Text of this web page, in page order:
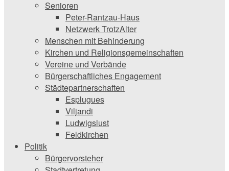
Senioren
Peter-Rantzau-Haus
Netzwerk TrotzAlter
Menschen mit Behinderung
Kirchen und ­Religionsgemeinschaften
Vereine und Verbände
Bürgerschaftliches Engagement
Städtepartnerschaften
Esplugues
Viljandi
Ludwigslust
Feldkirchen
Politik
Bürgervorsteher